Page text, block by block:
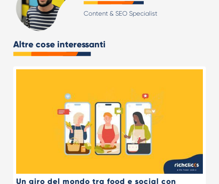
Content & SEO Specialist
Altre cose interessanti
Un giro del mondo tra food e social con